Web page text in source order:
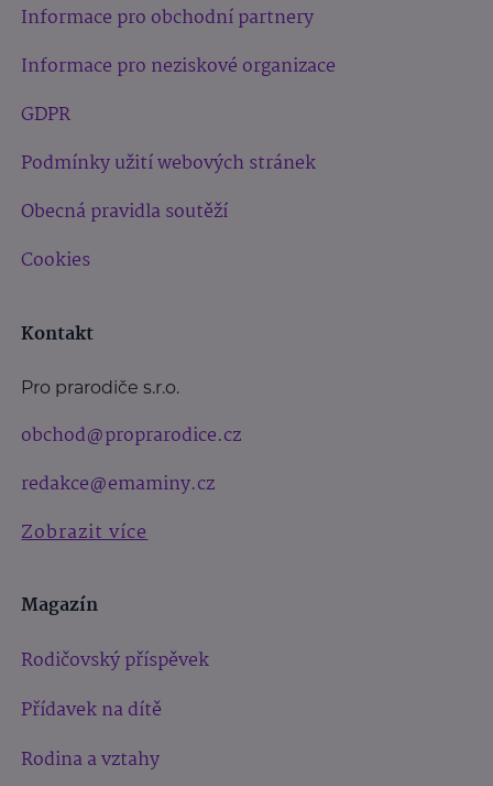
Informace pro obchodní partnery
Informace pro neziskové organizace
GDPR
Podmínky užití webových stránek
Obecná pravidla soutěží
Cookies
Kontakt
Pro prarodiče s.r.o.
obchod@proprarodice.cz
redakce@emaminy.cz
Zobrazit více
Magazín
Rodičovský příspěvek
Přídavek na dítě
Rodina a vztahy